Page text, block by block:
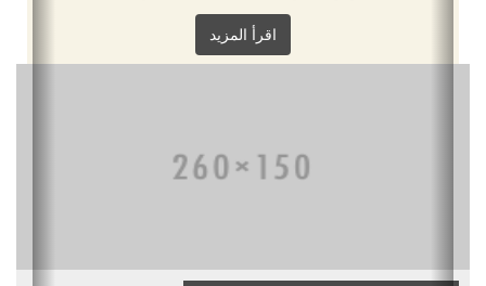
اقرأ المزيد